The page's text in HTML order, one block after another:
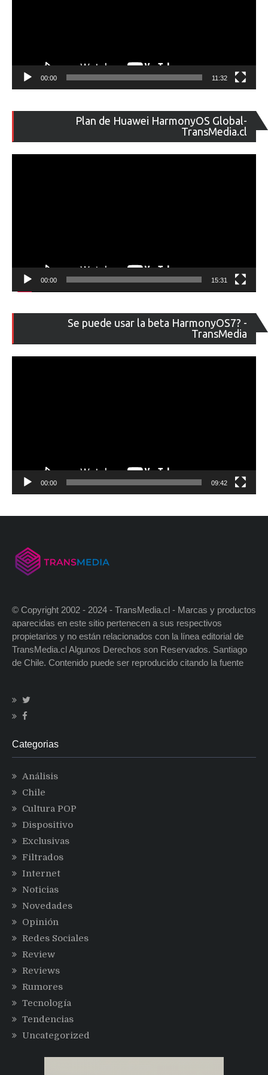
00:00 11:32
Plan de Huawei HarmonyOS Global-
TransMedia.cl
de
00:00 15:31
Se puede usar la beta HarmonyOS7? -
TransMedia
de
00:00 09:42
© Copyright 2002 - 2024 - TransMedia.cl - Marcas y productos
aparecidas en este sitio pertenecen a sus respectivos
propietarios y no están relacionados con la línea editorial de
TransMedia.cl Algunos Derechos son Reservados. Santiago
de Chile. Contenido puede ser reproducido citando la fuente
Categorias
Análisis
Chile
Cultura POP
Dispositivo
Exclusivas
Filtrados
Internet
Noticias
Novedades
Opinión
Redes Sociales
Review
Reviews
Rumores
Tecnología
Tendencias
Uncategorized